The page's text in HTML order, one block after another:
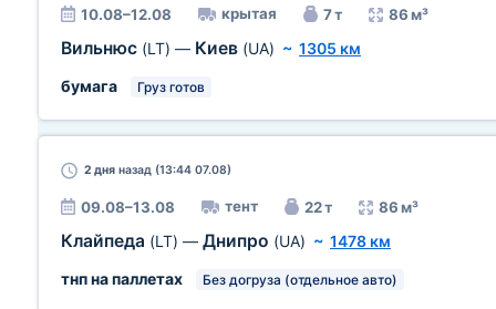
10.08–12.08 крытая 7 т 86 м³
Вильнюс (LT) — Киев (UA) ~ 1305 км
бумага
Груз готов
2 дня назад (13:44 07.08)
09.08–13.08 тент 22 т 86 м³
Клайпеда (LT) — Днипро (UA) ~ 1478 км
тнп на паллетах
Без догруза (отдельное авто)